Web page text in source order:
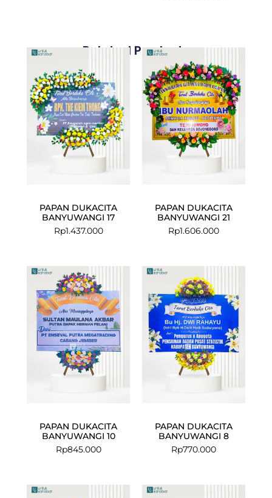
Related Products
PAPAN DUKACITA
BANYUWANGI 17
Rp1.437.000
PAPAN DUKACITA
BANYUWANGI 21
Rp1.606.000
PAPAN DUKACITA
BANYUWANGI 10
Rp845.000
PAPAN DUKACITA
BANYUWANGI 8
Rp770.000